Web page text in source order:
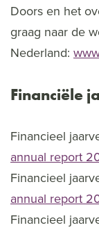
Doors en het
graag naar de
Nederland:
Financiële
Financieel
annual report
Financieel
annual report
Financieel